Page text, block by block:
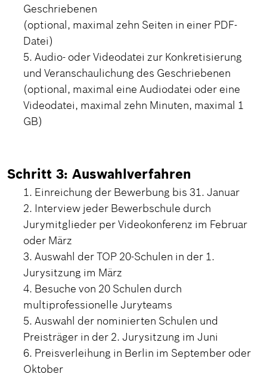
Geschriebenen
(optional, maximal zehn Seiten in einer PDF-
Datei)
Audio- oder Videodatei zur Konkretisierung
und Veranschaulichung des Geschriebenen
(optional, maximal eine Audiodatei oder eine
Videodatei, maximal zehn Minuten, maximal 1
GB)
Schritt 3: Auswahlverfahren
Einreichung der Bewerbung bis 31. Januar
Interview jeder Bewerbschule durch
Jurymitglieder per Videokonferenz im Februar
oder März
Auswahl der TOP 20-Schulen in der 1.
Jurysitzung im März
Besuche von 20 Schulen durch
multiprofessionelle Juryteams
Auswahl der nominierten Schulen und
Preisträger in der 2. Jurysitzung im Juni
Preisverleihung in Berlin im September oder
Oktober